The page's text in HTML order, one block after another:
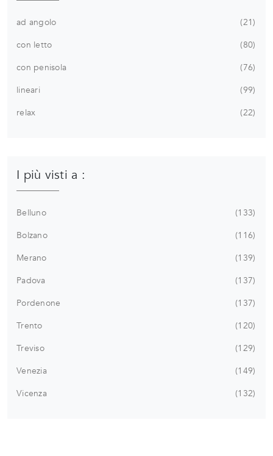
ad angolo
21
con letto
80
con penisola
76
lineari
99
relax
22
I più visti a :
Belluno
133
Bolzano
116
Merano
139
Padova
137
Pordenone
137
Trento
120
Treviso
129
Venezia
149
Vicenza
132